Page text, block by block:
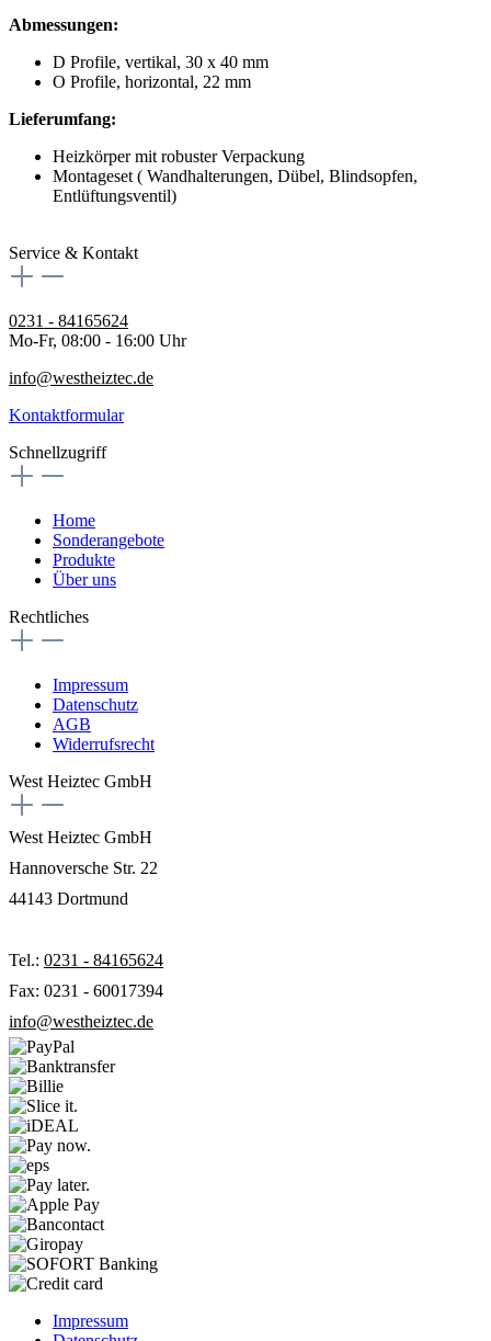
Abmessungen:
D Profile, vertikal, 30 x 40 mm
O Profile, horizontal, 22 mm
Lieferumfang:
Heizkörper mit robuster Verpackung
Montageset ( Wandhalterungen, Dübel, Blindsopfen,
Entlüftungsventil)
Service & Kontakt
0231 - 84165624
Mo-Fr, 08:00 - 16:00 Uhr
info@westheiztec.de
Kontaktformular
Schnellzugriff
Home
Sonderangebote
Produkte
Über uns
Rechtliches
Impressum
Datenschutz
AGB
Widerrufsrecht
West Heiztec GmbH
West Heiztec GmbH
Hannoversche Str. 22
44143 Dortmund
Tel.: 0231 - 84165624
Fax: 0231 - 60017394
info@westheiztec.de
Impressum